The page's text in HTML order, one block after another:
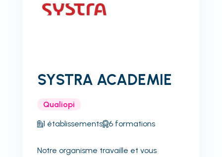
SYSTRA ACADEMIE
Qualiopi
1 établissements 6formations
Notre organisme travaille et vous